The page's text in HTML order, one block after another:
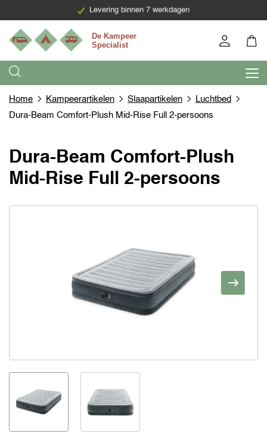
Levering binnen 7 werkdagen
Home Kampeerartikelen Slaapartikelen
Luchtbed
Dura-Beam Comfort-Plush Mid-Rise Full 2-persoons
Dura-Beam Comfort-Plush
Mid-Rise Full 2-persoons